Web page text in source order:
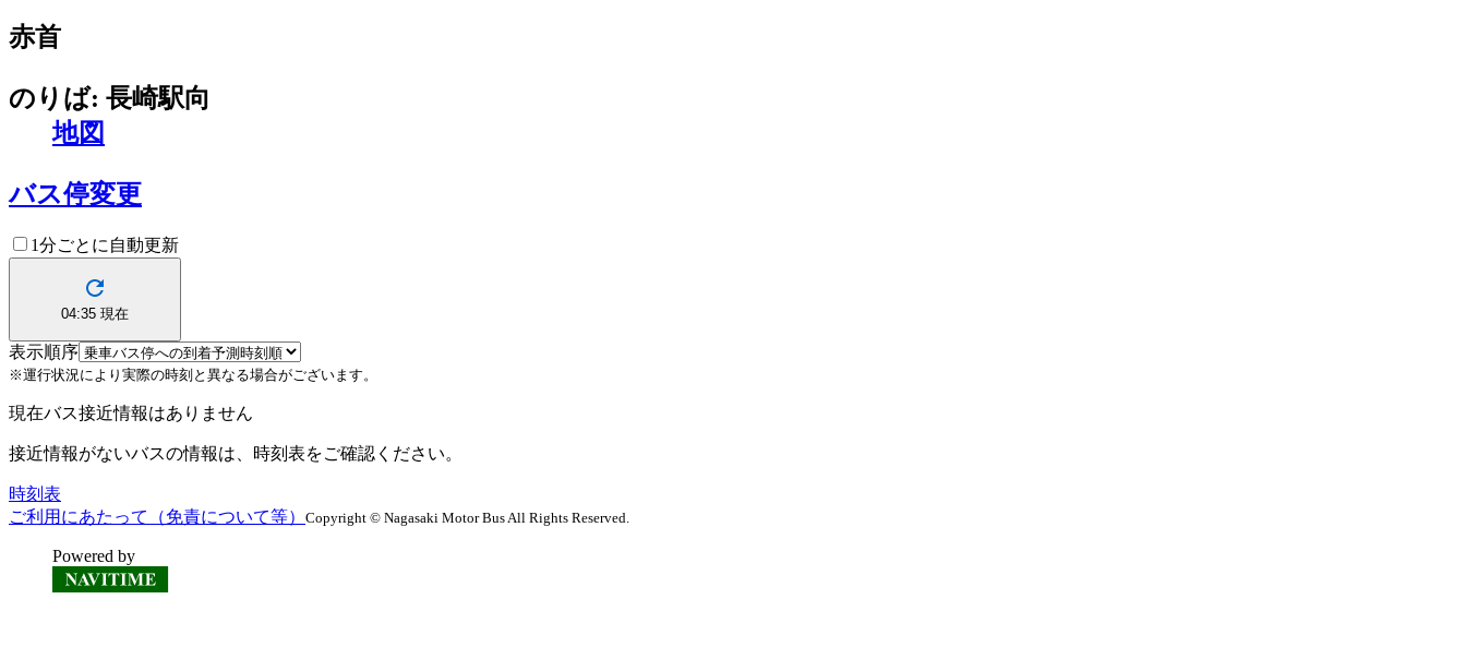
赤首
のりば: 長崎駅向
地図
バス停変更
1分ごとに自動更新
04:35 現在
表示順序
※運行状況により実際の時刻と異なる場合がございます。
現在バス接近情報はありません
接近情報がないバスの情報は、時刻表をご確認ください。
時刻表
ご利用にあたって（免責について等） Copyright © Nagasaki Motor Bus All Rights Reserved.
Powered by